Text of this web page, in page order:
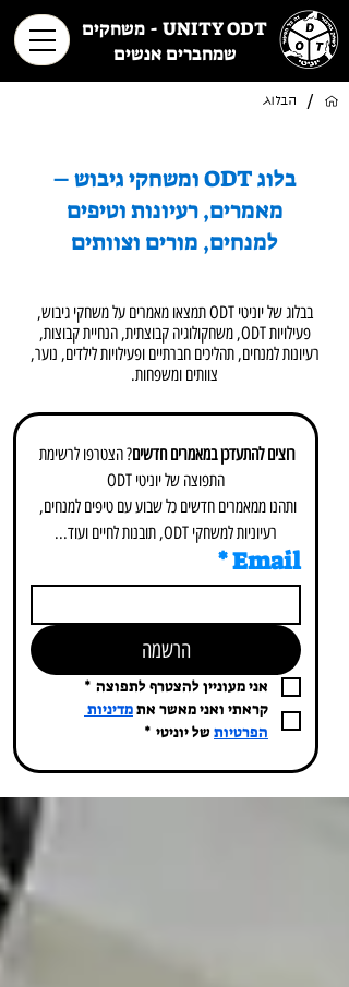
UNITY ODT - משחקים
שמחברים אנשים
/ הבלוג
בלוג ODT ומשחקי גיבוש –
מאמרים, רעיונות וטיפים
למנחים, מורים וצוותים
בבלוג של יוניטי ODT תמצאו מאמרים על משחקי גיבוש,
פעילויות ODT, משחקולוגיה קבוצתית, הנחיית קבוצות,
רעיונות למנחים, תהליכים חברתיים ופעילויות לילדים, נוער,
צוותים ומשפחות.
רוצים להתעדכן במאמרים חדשים
? הצטרפו לרשימת
התפוצה של יוניטי ODT
רעיוניות למשחקי ODT, תובנות לחיים ועוד...
Email
*
הרשמה
אני מעוניין להצטרף לתפוצה *
קראתי ואני מאשר את
הפרטיות של יוניטי *